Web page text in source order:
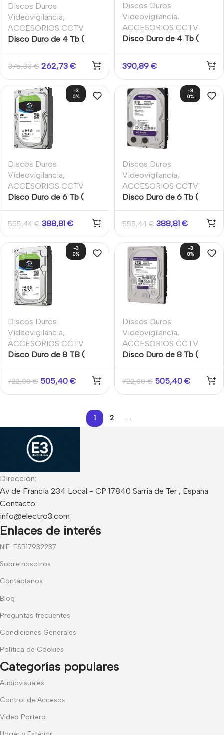
Discos Duros
Videovigilancia,
ACCESORIOS CCTV
Disco Duro de 4 Tb (
Seagate Skyhawk.
375,33€ 262,73 €
Discos Duros
Videovigilancia,
ACCESORIOS CCTV
Disco Duro de 4 Tb (
Digital Purple
390,89 €
-3
0%
Discos Duros
Videovigilancia,
ACCESORIOS CCTV
Disco Duro de 6 Tb (
Seagate Skyhawk.
555,44€ 388,81 €
-3
0%
Discos Duros
Videovigilancia,
ACCESORIOS CCTV
Disco Duro de 6 Tb (
Digital Purple.
555,44€ 388,81 €
-3
0%
Discos Duros
Videovigilancia,
ACCESORIOS CCTV
Disco Duro de 8 TB (
8192 Gb ) Disco duro
Seagate Skyhawk.
722,00€ 505,40 €
-3
0%
Discos Duros
Videovigilancia,
ACCESORIOS CCTV
Disco Duro de 8 Tb (
8192 Gb ) Western
Digital Purple.
722,00€ 505,40 €
1 2 →
Dirección:
Av de Francia 234 Local - CP 17840 Sarria de Ter , España
Contacto:
info@electro3.com
Enlaces de interés
NIF: ESB17932237
Sobre nosotros
Contáctanos
Blog
Preguntas frecuentes
Condiciones Generales
Política de Cookies
Categorías populares
Audiovisuales
Control de Accesos
Video Portero